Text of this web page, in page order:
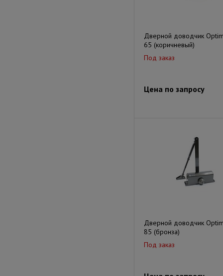
Дверной доводчик
65 (коричневый)
Под заказ
Цена по запросу
Дверной доводчик
85 (бронза)
Под заказ